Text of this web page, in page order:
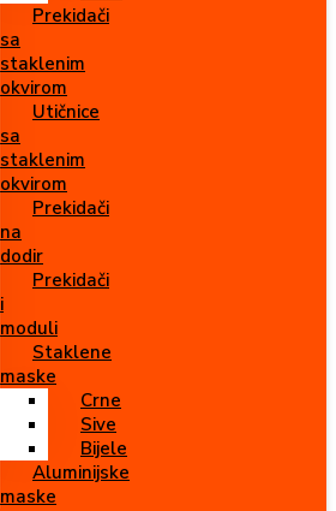
Prekidači
sa
staklenim
okvirom
Utičnice
sa
staklenim
okvirom
Prekidači
na
dodir
Prekidači
i
moduli
Staklene
maske
Crne
Sive
Bijele
Aluminijske
maske